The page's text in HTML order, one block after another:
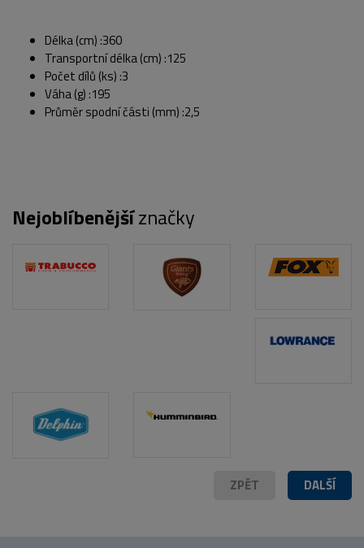
POPIS PRODUKTU
Délka (cm) :360
Transportní délka (cm) :125
Počet dílů (ks) :3
Váha (g) :195
Průměr spodní části (mm) :2,5
Nejoblíbenějšíznačky
DALŠÍ
ZPĚT